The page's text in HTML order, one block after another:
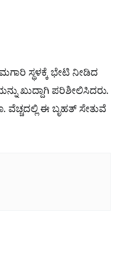
ಸ್ಥಳಕ್ಕೆ ಭೇಟಿ ನೀಡಿದ
ಖುದ್ದಾಗಿ ಪರಿಶೀಲಿಸಿದರು.
ಈ ಬೃಹತ್ ಸೇತುವೆ